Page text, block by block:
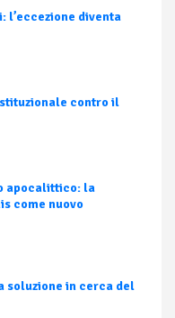
l’eccezione diventa
contro il
apocalittico: la
come nuovo
soluzione in cerca del